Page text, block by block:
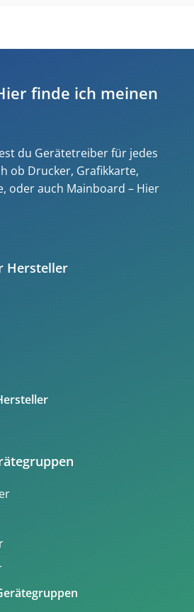
finde ich meinen
du Gerätetreiber für jedes
ob Drucker, Grafikkarte,
oder auch Mainboard – Hier
Hersteller